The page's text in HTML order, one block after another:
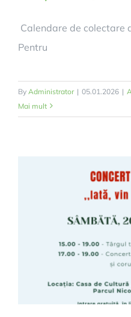
Calendare de colectare
Pentru
By Administrator | 05.01.2026 |
Mai mult